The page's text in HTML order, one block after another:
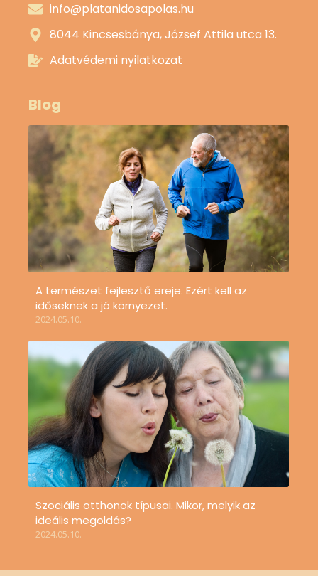
info@platanidosapolas.hu
8044 Kincsesbánya, József Attila utca 13.
Adatvédemi nyilatkozat
Blog
A természet fejlesztő ereje. Ezért kell az
időseknek a jó környezet.
2024.05.10.
Szociális otthonok típusai. Mikor, melyik az
ideális megoldás?
2024.05.10.